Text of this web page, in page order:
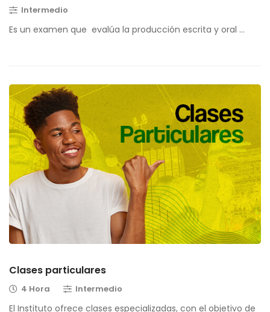
Intermedio
Es un examen que evalúa la producción escrita y oral …
Clases particulares
4 Hora Intermedio
El Instituto ofrece clases especializadas, con el objetivo de